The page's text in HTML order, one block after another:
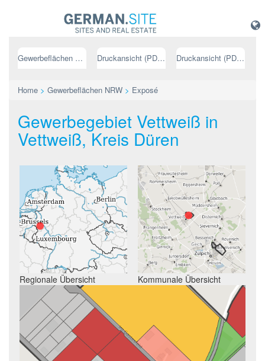
Gewerbeflächen NRW Druckansicht (PDF) // deutsch Druckansicht (PDF) // englisch
Home > Gewerbeflächen NRW > Exposé
Gewerbegebiet Vettweiß in
Vettweiß, Kreis Düren
Regionale Übersicht Kommunale Übersicht